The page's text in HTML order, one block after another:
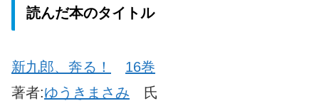
読んだ本のタイトル
新九郎、奔る！
16巻
著者:ゆうきまさみ 氏